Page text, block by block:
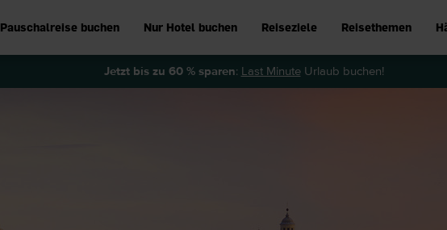
Pauschalreise buchen Nur Hotel buchen Reiseziele Reisethemen
Jetzt bis zu 60 % sparen: Last MinuteUrlaub buchen!